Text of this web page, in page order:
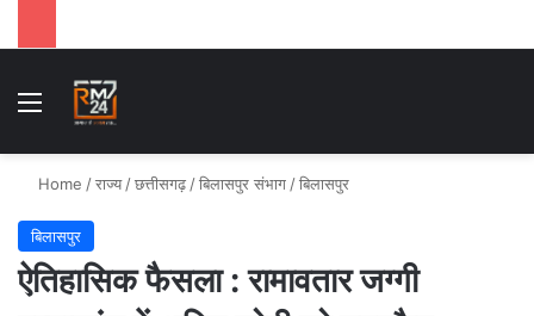
Menu
Home /राज्य /छत्तीसगढ़ /बिलासपुर संभाग /बिलासपुर
बिलासपुर
ऐतिहासिक फैसला : रामावतार जग्गी